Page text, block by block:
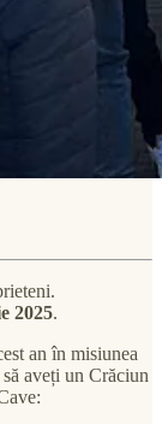
2025.
an în misiunea
aveți un Crăciun